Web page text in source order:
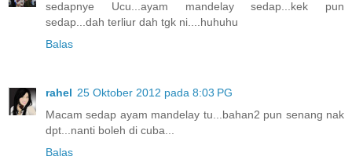
sedapnye Ucu...ayam mandelay sedap...kek pun
sedap...dah terliur dah tgk ni....huhuhu
Balas
rahel 25 Oktober 2012 pada 8:03 PG
Macam sedap ayam mandelay tu...bahan2 pun senang nak
dpt...nanti boleh di cuba...
Balas